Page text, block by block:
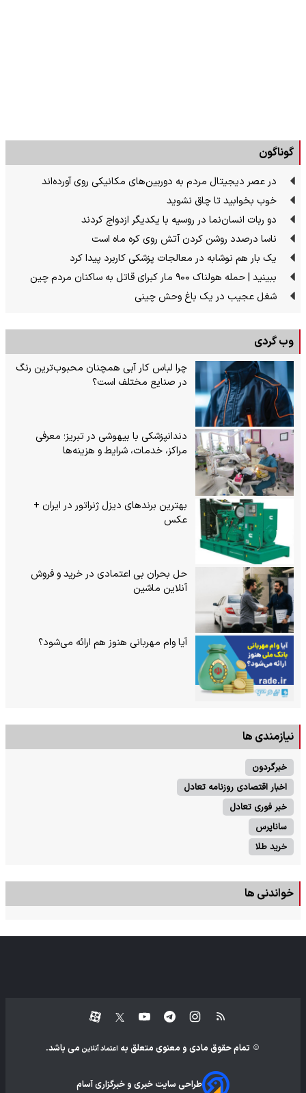
گوناگون
در عصر دیجیتال مردم به دوربین‌های مکانیکی روی آورده‌اند
خوب بخوابید تا چاق نشوید
دو ربات انسان‌نما در روسیه با یکدیگر ازدواج کردند
ناسا درصدد روشن کردن آتش روی کره ماه است
یک بار هم نوشابه در معالجات پزشکی کاربرد پیدا کرد
ببینید | حمله هولناک ۹۰۰ مار کبرای قاتل به ساکنان مردم چین
شغل عجیب در یک باغ وحش چینی
وب گردی
چرا لباس کار آبی همچنان محبوب‌ترین رنگ
در صنایع مختلف است؟
دندانپزشکی با بیهوشی در تبریز؛ معرفی
مراکز، خدمات، شرایط و هزینه‌ها
بهترین برندهای دیزل ژنراتور در ایران +
عکس
حل بحران بی‌ اعتمادی در خرید و فروش
آنلاین ماشین
آیا وام مهربانی هنوز هم ارائه می‌شود؟
نیازمندی ها
خبرگردون
اخبار اقتصادی روزنامه تعادل
خبر فوری تعادل
ساناپرس
خرید طلا
خواندنی ها
تمام حقوق مادی و معنوی متعلق به اعتماد آنلاین می باشد.
طراحی سایت خبری و خبرگزاری آسام